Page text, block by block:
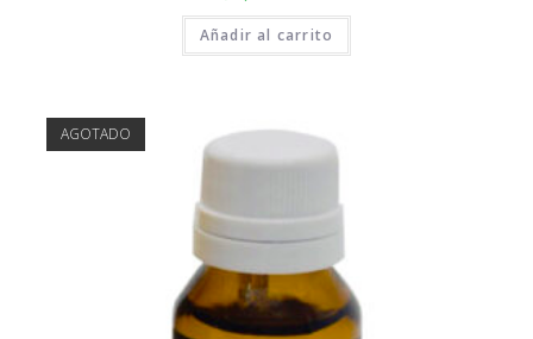
Añadir al carrito
AGOTADO